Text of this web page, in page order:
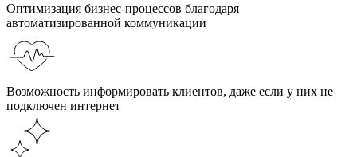
Оптимизация бизнес-процессов благодаря
автоматизированной коммуникации
Возможность информировать клиентов, даже если у них не
подключен интернет